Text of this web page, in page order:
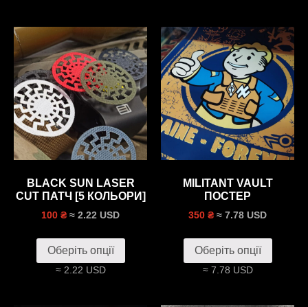
BLACK SUN LASER
CUT ПАТЧ [5 КОЛЬОРИ]
100 ₴ ≈ 2.22 USD
Оберіть опції
≈ 2.22 USD
MILITANT VAULT
ПОСТЕР
350 ₴ ≈ 7.78 USD
Оберіть опції
≈ 7.78 USD